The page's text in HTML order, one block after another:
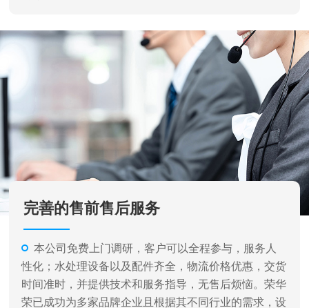
完善的售前售后服务
本公司免费上门调研，客户可以全程参与，服务人
性化；水处理设备以及配件齐全，物流价格优惠，交货
时间准时，并提供技术和服务指导，无售后烦恼。荣华
荣已成功为多家品牌企业且根据其不同行业的需求，设
计各种不同类型和规格的水处理设备及完成相关系统的